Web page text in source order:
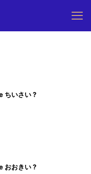
いさい ?
おきい ?